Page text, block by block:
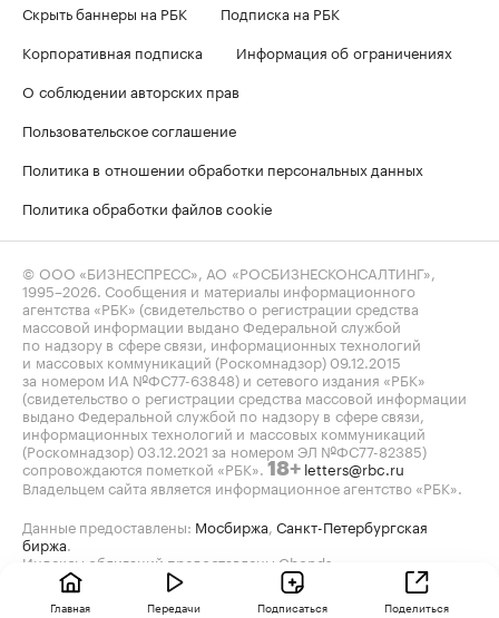
Скрыть баннеры на РБК
Подписка на РБК
Корпоративная подписка
Информация об ограничениях
О соблюдении авторских прав
Пользовательское соглашение
Политика в отношении обработки персональных данных
Политика обработки файлов cookie
© ООО «БИЗНЕСПРЕСС», АО «РОСБИЗНЕСКОНСАЛТИНГ»,
1995–2026. Сообщения и материалы информационного
агентства «РБК» (свидетельство о регистрации средства
массовой информации выдано Федеральной службой
по надзору в сфере связи, информационных технологий
и массовых коммуникаций (Роскомнадзор) 09.12.2015
за номером ИА №ФС77-63848) и сетевого издания «РБК»
(свидетельство о регистрации средства массовой информации
выдано Федеральной службой по надзору в сфере связи,
информационных технологий и массовых коммуникаций
(Роскомнадзор) 03.12.2021 за номером ЭЛ №ФС77-82385)
сопровождаются пометкой «РБК». 18+ letters@rbc.ru
Владельцем сайта является информационное агентство «РБК».
Данные предоставлены: Мосбиржа, Санкт-Петербургская
биржа.
Индексы облигаций предоставлены Cbonds.
Главная Передачи Подписаться Поделиться